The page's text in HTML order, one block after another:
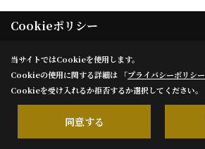
26. 2019年09月14日
Cookieポリシー
当サイトではCookieを使用します。
Cookieの使用に関する詳細は 「プライバシーポリシー
Cookieを受け入れるか拒否するか選択してください。
同意する